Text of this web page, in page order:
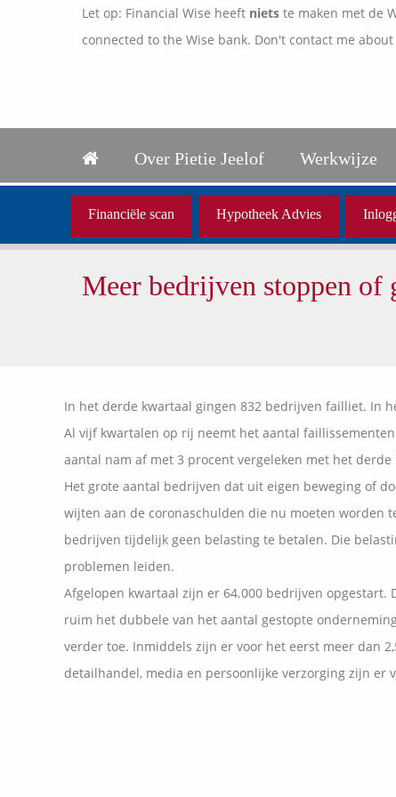
Let op: Financial Wise heeft niets te maken met de
connected to the Wise bank. Don't contact me
Over Pietie Jeelof Werkwijze
Financiële scan Hypotheek Advies
Meer bedrijven stoppen of
In het derde kwartaal gingen 832 bedrijven failliet. In
Al vijf kwartalen op rij neemt het aantal
aantal nam af met 3 procent vergeleken met het
Het grote aantal bedrijven dat uit eigen beweging of
wijten aan de coronaschulden die nu moeten worden
bedrijven tijdelijk geen belasting te betalen. Die
problemen leiden.
Afgelopen kwartaal zijn er 64.000 bedrijven
ruim het dubbele van het aantal gestopte
verder toe. Inmiddels zijn er voor het eerst meer dan
detailhandel, media en persoonlijke verzorging zijn er